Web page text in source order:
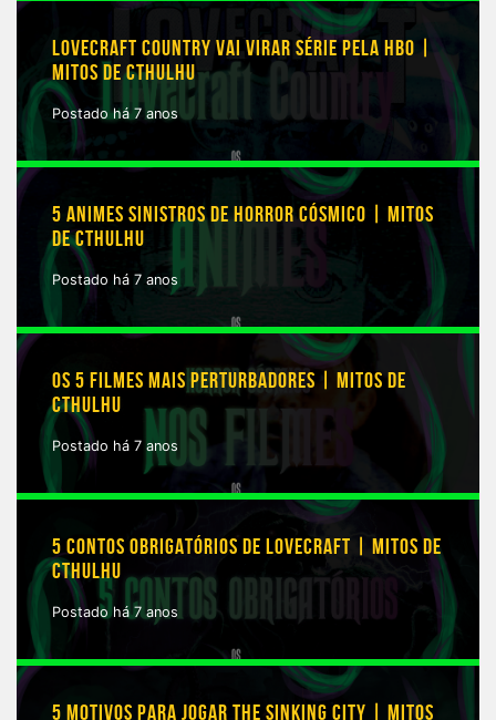
LOVECRAFT COUNTRY VAI VIRAR SÉRIE PELA HBO |
MITOS DE CTHULHU
Postado há 7 anos
5 ANIMES SINISTROS DE HORROR CÓSMICO | MITOS
DE CTHULHU
Postado há 7 anos
OS 5 FILMES MAIS PERTURBADORES | MITOS DE
CTHULHU
Postado há 7 anos
5 CONTOS OBRIGATÓRIOS DE LOVECRAFT | MITOS DE
CTHULHU
Postado há 7 anos
5 MOTIVOS PARA JOGAR THE SINKING CITY | MITOS